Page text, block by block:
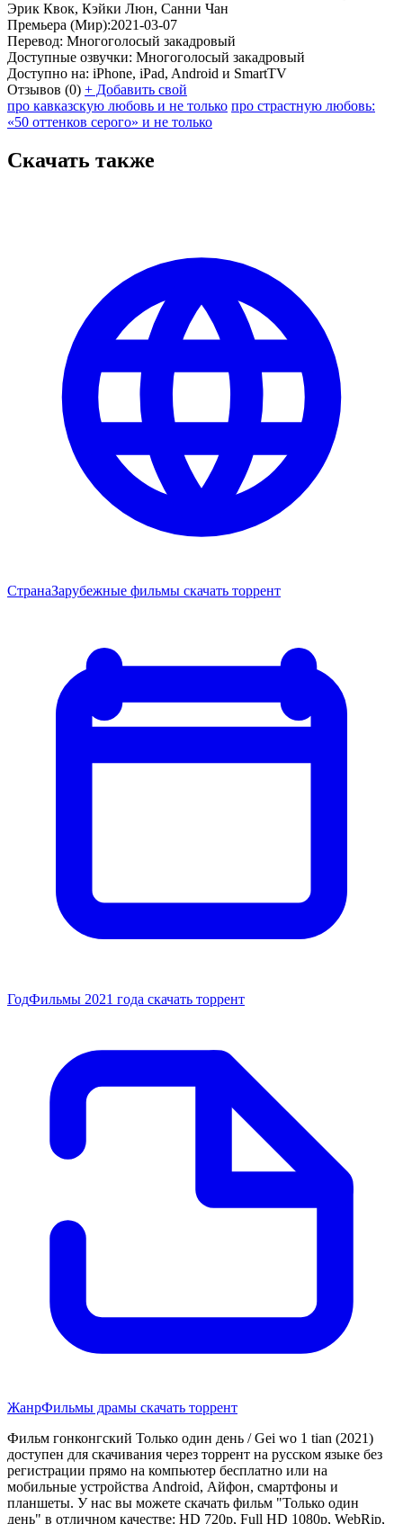
Эрик Квок, Кэйки Люн, Санни Чан
Премьера (Мир):2021-03-07
Перевод: Многоголосый закадровый
Доступные озвучки: Многоголосый закадровый
Доступно на: iPhone, iPad, Android и SmartTV
Отзывов (0) + Добавить свой
про кавказскую любовь и не только про страстную любовь:
«50 оттенков серого» и не только
Скачать также
СтранаЗарубежные фильмы скачать торрент
ГодФильмы 2021 года скачать торрент
ЖанрФильмы драмы скачать торрент
Фильм гонконгский Только один день / Gei wo 1 tian (2021)
доступен для скачивания через торрент на русском языке без
регистрации прямо на компьютер бесплатно или на
мобильные устройства Android, Айфон, смартфоны и
планшеты. У нас вы можете скачать фильм "Только один
день" в отличном качестве: HD 720p, Full HD 1080p, WebRip,